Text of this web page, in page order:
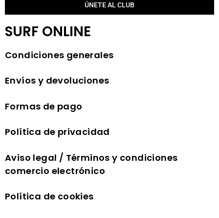
ÚNETE AL CLUB
SURF ONLINE
Condiciones generales
Envíos y devoluciones
Formas de pago
Política de privacidad
Aviso legal / Términos y condiciones
comercio electrónico
Política de cookies